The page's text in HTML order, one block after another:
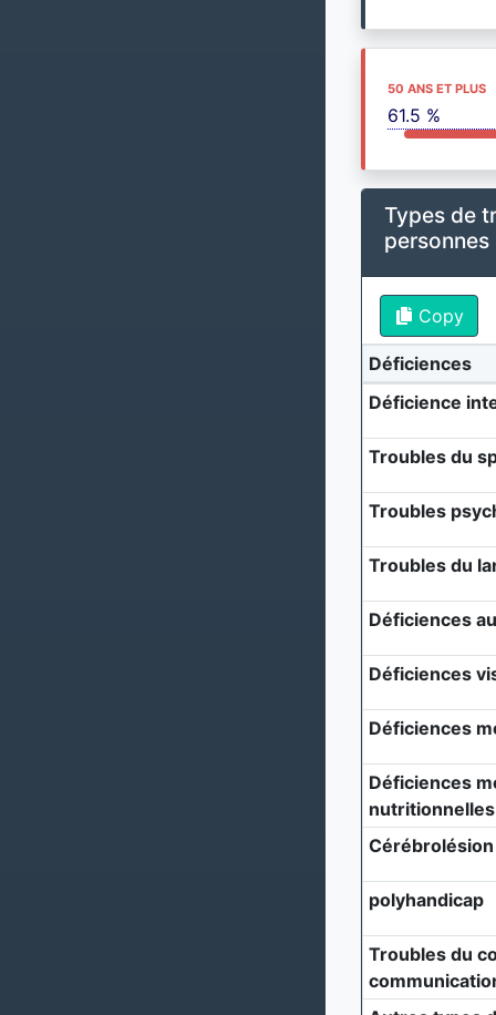
50 ANS ET PLUS
61.5 %
Types de
Copy
Déficiences
Déficience
Troubles du
Troubles
Troubles du
Déficiences
Déficiences
Déficiences
Déficiences
nutritionnelles
Cérébrolésion
polyhandicap
Troubles du